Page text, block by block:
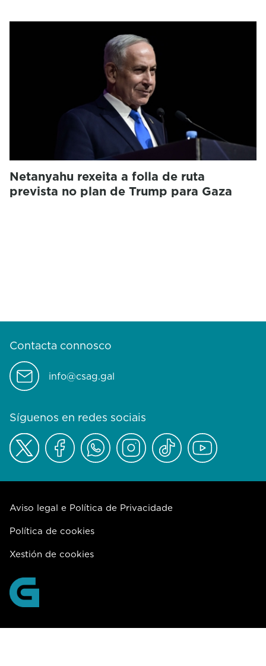
Netanyahu rexeita a folla de ruta
prevista no plan de Trump para Gaza
Contacta connosco
info@csag.gal
Síguenos en redes sociais
Aviso legal e Política de Privacidade
Política de cookies
Xestión de cookies